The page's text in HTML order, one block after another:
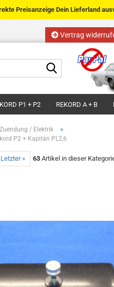
Vertrag
Sprache auswählen
Lieferland
Passwort
Suche...
Preisanzeige Dein Lieferland
P1 + P2 REKORD A + B
Zuendung / Elektrik »
P2 + Kapitän PL2,6
Letzter » 63 Artikel in dieser